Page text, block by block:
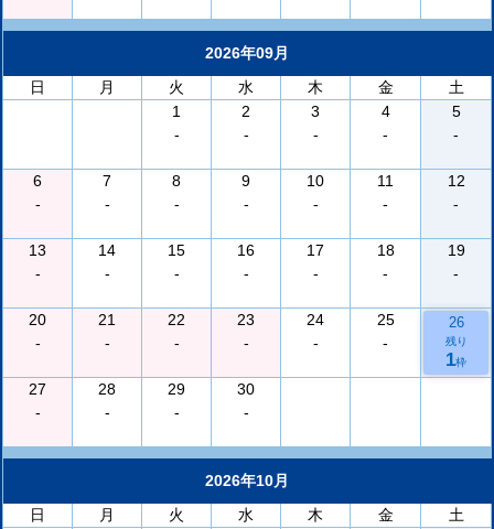
2026年09月
日
月 火 水 木 金
土
1
-
2
-
3
-
4
-
5
-
6
-
7
-
8
-
9
-
10
-
11
-
12
-
13
-
14
-
15
-
16
-
17
-
18
-
19
-
20
-
21
-
22
-
23
-
24
-
25
-
26
残り
1枠
27
-
28
-
29
-
30
-
2026年10月
日
月 火 水 木 金
土